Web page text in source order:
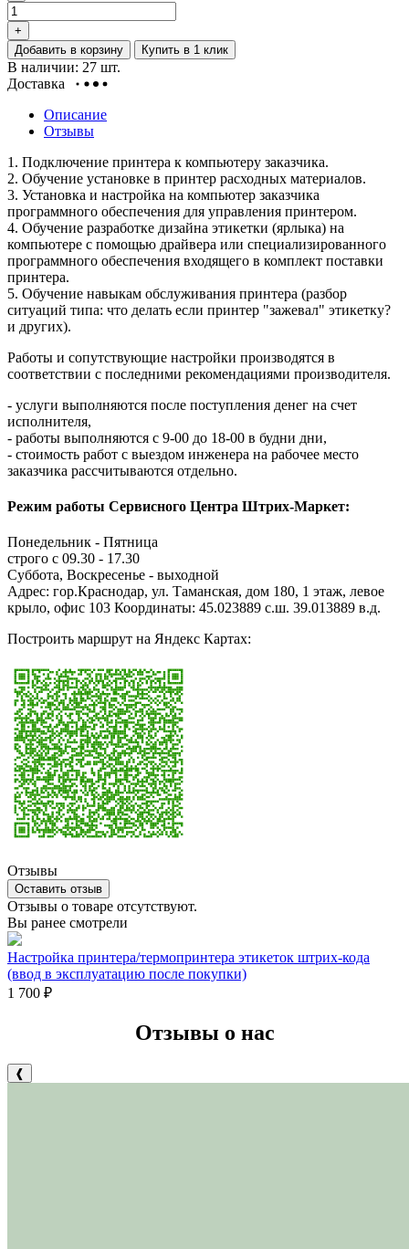
+
Добавить в корзину
Купить в 1 клик
В наличии: 27 шт.
Доставка
Описание
Отзывы
1. Подключение принтера к компьютеру заказчика.
2. Обучение установке в принтер расходных материалов.
3. Установка и настройка на компьютер заказчика
программного обеспечения для управления принтером.
4. Обучение разработке дизайна этикетки (ярлыка) на
компьютере с помощью драйвера или специализированного
программного обеcпечения входящего в комплект поставки
принтера.
5. Обучение навыкам обслуживания принтера (разбор
ситуаций типа: что делать если принтер "зажевал" этикетку?
и других).
Работы и сопутствующие настройки производятся в
соответствии с последними рекомендациями производителя.
- услуги выполняются после поступления денег на счет
исполнителя,
- работы выполняются с 9-00 до 18-00 в будни дни,
- стоимость работ с выездом инженера на рабочее место
заказчика рассчитываются отдельно.
Режим работы Сервисного Центра Штрих-Маркет:
Понедельник - Пятница
строго с 09.30 - 17.30
Суббота, Воскресенье - выходной
Адрес: гор.Краснодар, ул. Таманская, дом 180, 1 этаж, левое
крыло, офис 103 Координаты: 45.023889 с.ш. 39.013889 в.д.
Построить маршрут на Яндекс Картах:
Отзывы
Оставить отзыв
Отзывы о товаре отсутствуют.
Вы ранее смотрели
Настройка принтера/термопринтера этикеток штрих-кода
(ввод в эксплуатацию после покупки)
1 700 ₽
Отзывы о нас
❰